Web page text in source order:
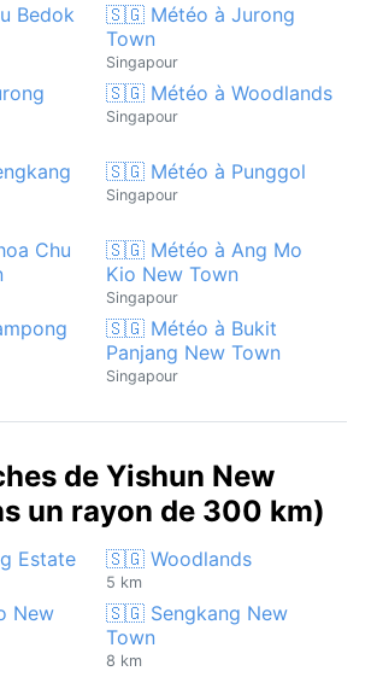
Bedok
🇸🇬 Météo à Jurong
Town
Singapour
🇸🇬 Météo à Woodlands
Singapour
🇸🇬 Météo à Punggol
Singapour
Chu
🇸🇬 Météo à Ang Mo
Kio New Town
Singapour
🇸🇬 Météo à Bukit
Panjang New Town
Singapour
de Yishun New
un rayon de 300 km)
Estate 🇸🇬 Woodlands
5 km
New
🇸🇬 Sengkang New
Town
8 km